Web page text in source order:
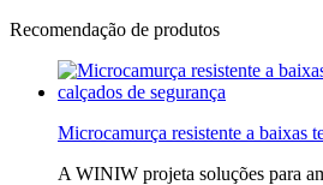
Recomendação de produtos
Microcamurça resistente a baixas
A WINIW projeta soluções para